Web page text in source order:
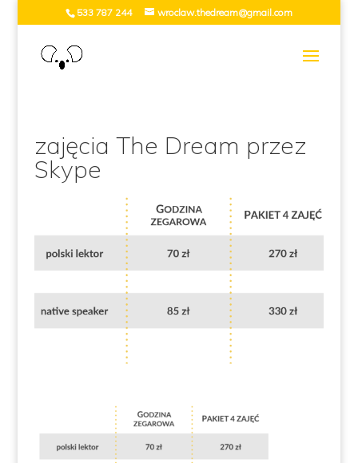
533 787 244 wroclaw.thedream@gmail.com
zajęcia The Dream przez
Skype